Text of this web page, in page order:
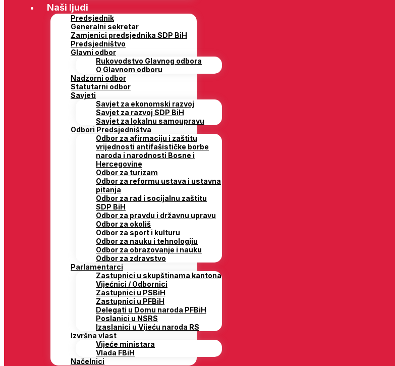
Naši ljudi
Predsjednik
Generalni sekretar
Zamjenici predsjednika SDP BiH
Predsjedništvo
Glavni odbor
Rukovodstvo Glavnog odbora
O Glavnom odboru
Nadzorni odbor
Statutarni odbor
Savjeti
Savjet za ekonomski razvoj
Savjet za razvoj SDP BiH
Savjet za lokalnu samoupravu
Odbori Predsjedništva
Odbor za afirmaciju i zaštitu
vrijednosti antifašističke borbe
naroda i narodnosti Bosne i
Hercegovine
Odbor za turizam
Odbor za reformu ustava i ustavna
pitanja
Odbor za rad i socijalnu zaštitu
SDP BiH
Odbor za pravdu i državnu upravu
Odbor za okoliš
Odbor za sport i kulturu
Odbor za nauku i tehnologiju
Odbor za obrazovanje i nauku
Odbor za zdravstvo
Parlamentarci
Zastupnici u skupštinama kantona
Vijećnici / Odbornici
Zastupnici u PSBiH
Zastupnici u PFBiH
Delegati u Domu naroda PFBiH
Poslanici u NSRS
Izaslanici u Vijeću naroda RS
Izvršna vlast
Vijeće ministara
Vlada FBiH
Načelnici